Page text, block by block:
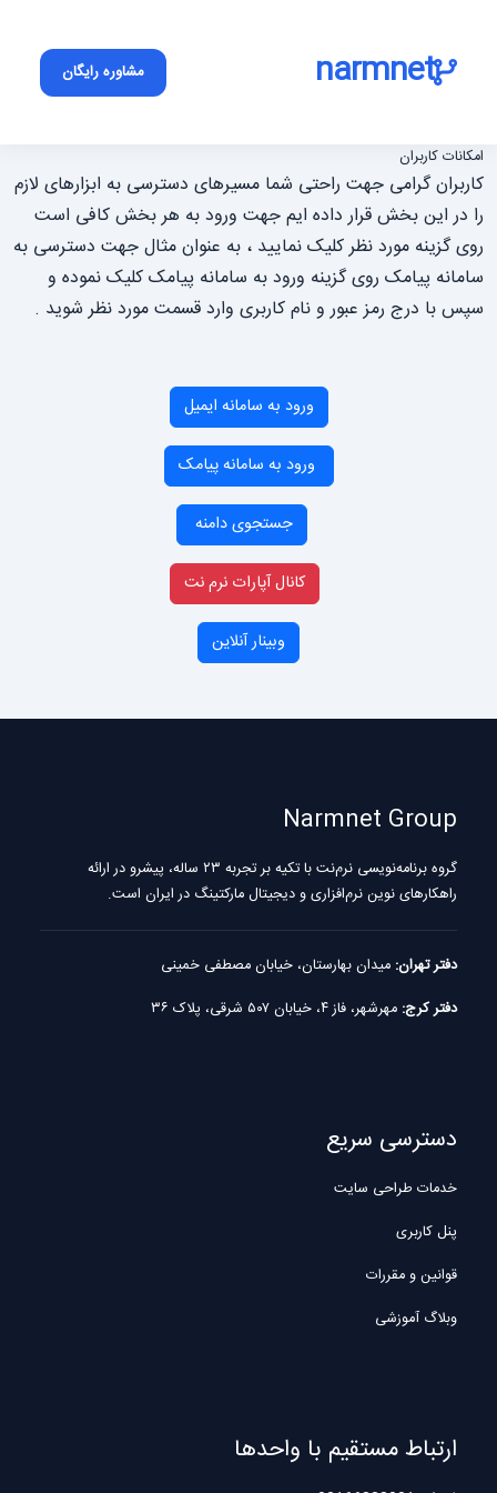
narmnet مشاوره رایگان
امکانات کاربران
کاربران گرامی جهت راحتی شما مسیرهای دسترسی به ابزارهای لازم
را در این بخش قرار داده ایم جهت ورود به هر بخش کافی است
روی گزینه مورد نظر کلیک نمایید ، به عنوان مثال جهت دسترسی به
سامانه پیامک روی گزینه ورود به سامانه پیامک کلیک نموده و
سپس با درج رمز عبور و نام کاربری وارد قسمت مورد نظر شوید .
ورود به سامانه ایمیل
ورود به سامانه پیامک
جستجوی دامنه
کانال آپارات نرم نت
وبینار آنلاین
Narmnet Group
گروه برنامه‌نویسی نرم‌نت با تکیه بر تجربه ۲۳ ساله، پیشرو در ارائه
راهکارهای نوین نرم‌افزاری و دیجیتال مارکتینگ در ایران است.
دفتر تهران: میدان بهارستان، خیابان مصطفی خمینی
دفتر کرج: مهرشهر، فاز ۴، خیابان ۵۰۷ شرقی، پلاک ۳۶
دسترسی سریع
خدمات طراحی سایت
پنل کاربری
قوانین و مقررات
وبلاگ آموزشی
ارتباط مستقیم با واحدها